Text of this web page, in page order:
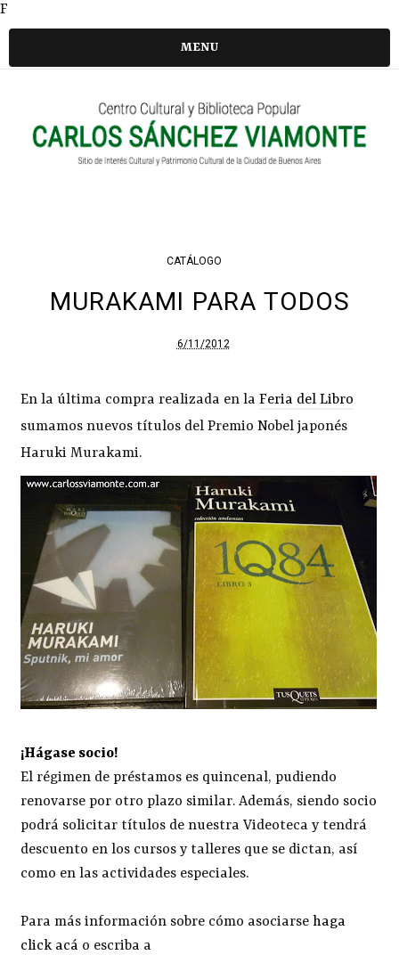
F
MENU
CATÁLOGO
MURAKAMI PARA TODOS
6/11/2012
En la última compra realizada en laFeria del Libro
sumamos nuevos títulos del Premio Nobel japonés
Haruki Murakami.
¡Hágase socio!
El régimen de préstamos es quincenal, pudiendo
renovarse por otro plazo similar. Además, siendo socio
podrá solicitar títulos de nuestra Videoteca y tendrá
descuento en los cursos y talleres que se dictan, así
como en las actividades especiales.
Para más información sobre cómo asociarsehaga
click acá o escriba a